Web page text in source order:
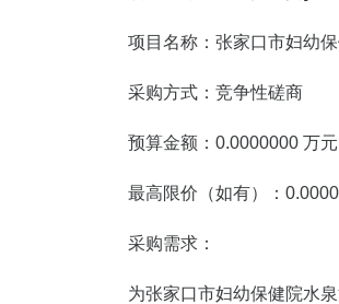
项目名称：张家口市妇幼
采购方式：竞争性磋商
预算金额：0.0000000 万元
最高限价（如有）：
采购需求：
为张家口市妇幼保健院水